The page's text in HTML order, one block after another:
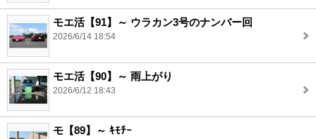
モエ活【91】～ ウラカン3号のナンバー回
2026/6/14 18:54
モエ活【90】～ 雨上がり
2026/6/12 18:43
モ【89】～ ｷﾓﾁｰ